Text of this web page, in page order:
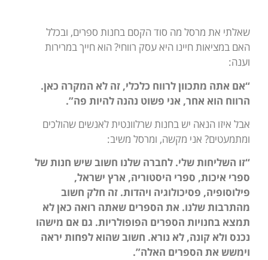
שאלתי את מרסל מה סוד הקסם בחנות ספרים, ובכלל
האם במציאות חיינו היא עסק רווחי? הוא חייך במרירות
וענה:
“אם אתה מתכוון לרווח כלכלי, זה לא המקרה כאן.
הרווח הוא אחר, אני פשוט נהנה להיות פה”.
אבל איזו הנאה יש בחנות שרלוונטית לאנשים שהולכים
ומתמעטים? אני מקשה, ומרסל משיב:
“זו השליחות שלי. לחברה שלנו חשוב שיש חנות של
ספרי איכות, ספרי היסטוריה, ארץ ישראל,
פילוסופיה, פסיכולוגיה ויהדות. זה חלק חשוב
מהתרבות שלנו. את הספרים שאתה רואה כאן לא
תמצא בחנויות הספרים הפופולריות. גם אם מישהו
נכנס ולא קונה, לא נורא. חשוב שהוא לפחות יראה
וימשש את הספרים האלה”.